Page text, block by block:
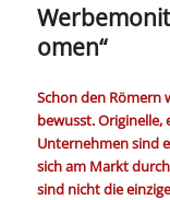
omen“
Schon den Römern
bewusst.
Unternehmen sind
sich am Markt
sind nicht die